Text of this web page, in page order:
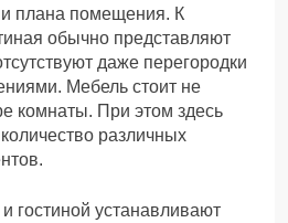
и плана помещения. К
обычно представляют
даже перегородки
Мебель стоит не
комнаты. При этом здесь
различных
гостиной устанавливают